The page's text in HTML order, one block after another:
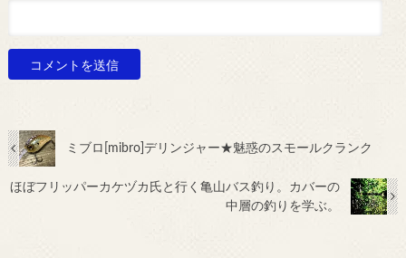
ミブロ[mibro]デリンジャー★魅惑のスモールクランク
ほぼフリッパーカケヅカ氏と行く亀山バス釣り。カバーの
中層の釣りを学ぶ。